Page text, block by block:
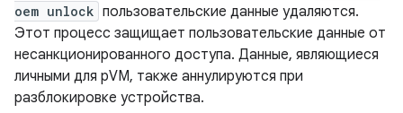
oem unlock пользовательские данные удаляются.
Этот процесс защищает пользовательские данные от
несанкционированного доступа. Данные, являющиеся
личными для pVM, также аннулируются при
разблокировке устройства.